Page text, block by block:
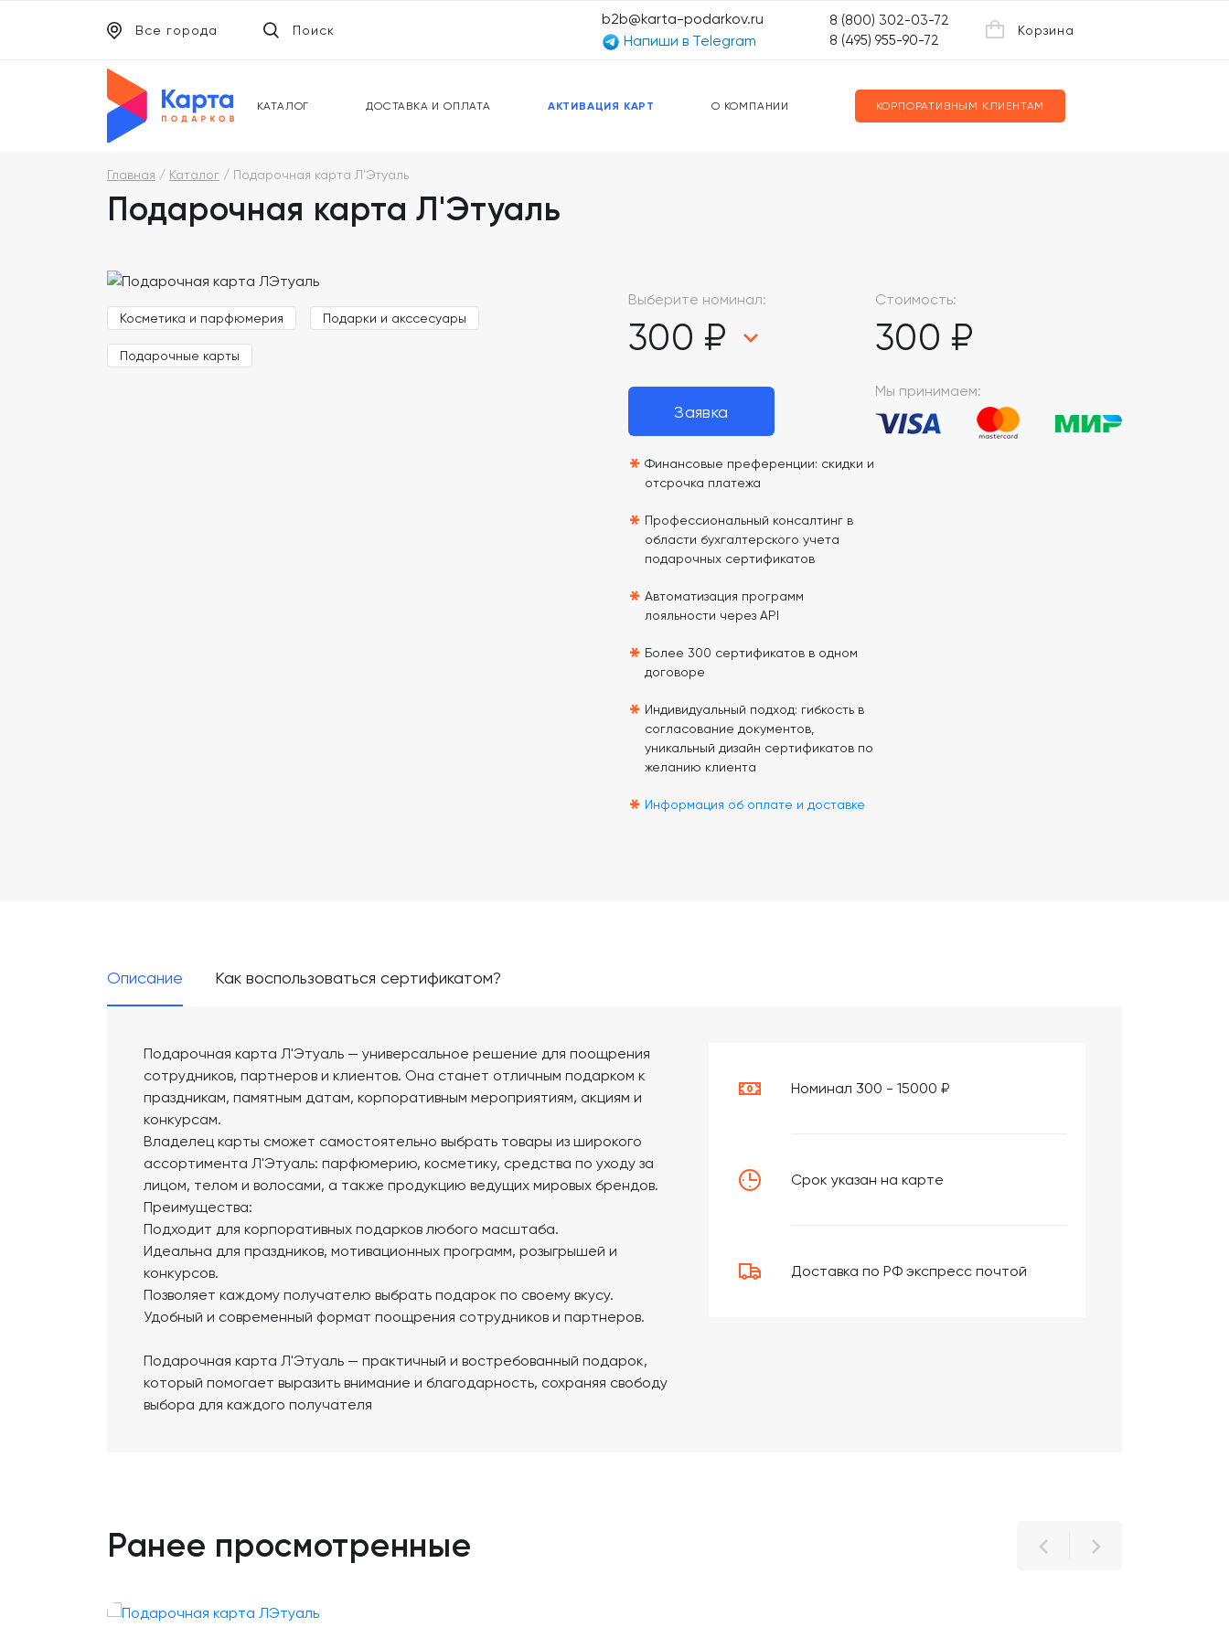
КАТАЛОГ ДОСТАВКА И ОПЛАТА АКТИВАЦИЯ КАРТ О КОМПАНИИ КОРПОРАТИВНЫМ КЛИЕНТАМ
Все города Поиск
b2b@karta-podarkov.ru
Напиши в Telegram
8 (800) 302-03-72
8 (495) 955-90-72
Корзина
ПОДАРОЧНЫЕ КАРТЫ
ПРЕДОПЛАЧЕННЫЕ КАРТЫ
Главная Каталог Подарочная карта Л'Этуаль
Подарочная карта Л'Этуаль
Косметика и парфюмерия Подарки и акссесуары
Подарочные карты
Выберите номинал:
300 ₽
Стоимость:
300 ₽
Заявка
* Финансовые преференции: скидки и
отсрочка платежа
* Профессиональный консалтинг в
области бухгалтерского учета
подарочных сертификатов
* Автоматизация программ
лояльности через API
* Более 300 сертификатов в одном
договоре
* Индивидуальный подход: гибкость в
согласование документов,
уникальный дизайн сертификатов по
желанию клиента
* Информация об оплате и доставке
Мы принимаем:
Описание Как воспользоваться сертификатом?
Номинал 300 - 15000 ₽
Срок указан на карте
Доставка по РФ экспресс почтой
Подарочная карта Л'Этуаль — универсальное решение для поощрения
сотрудников, партнеров и клиентов. Она станет отличным подарком к
праздникам, памятным датам, корпоративным мероприятиям, акциям и
конкурсам.
Владелец карты сможет самостоятельно выбрать товары из широкого
ассортимента Л'Этуаль: парфюмерию, косметику, средства по уходу за
лицом, телом и волосами, а также продукцию ведущих мировых брендов.
Преимущества:
Подходит для корпоративных подарков любого масштаба.
Идеальна для праздников, мотивационных программ, розыгрышей и
конкурсов.
Позволяет каждому получателю выбрать подарок по своему вкусу.
Удобный и современный формат поощрения сотрудников и партнеров.
Подарочная карта Л'Этуаль — практичный и востребованный подарок,
который помогает выразить внимание и благодарность, сохраняя свободу
выбора для каждого получателя
Ранее просмотренные